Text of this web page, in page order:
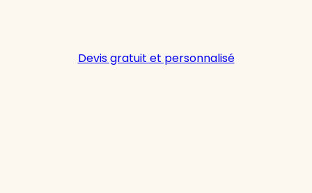
Devis gratuit et personnalisé